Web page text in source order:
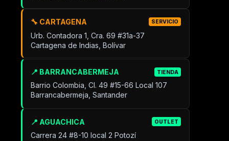
🔧 CARTAGENA SERVICIO
Urb. Contadora 1, Cra. 69 #31a-37
Cartagena de Indias, Bolívar
📍 BARRANCABERMEJA TIENDA
Barrio Colombia, Cl. 49 #15-66 Local 107
Barrancabermeja, Santander
📍 AGUACHICA OUTLET
Carrera 24 #8-10 local 2 Potozí